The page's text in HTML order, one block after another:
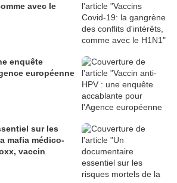
avec le
enquête
européenne
sur les
mafia médico-
vaccin